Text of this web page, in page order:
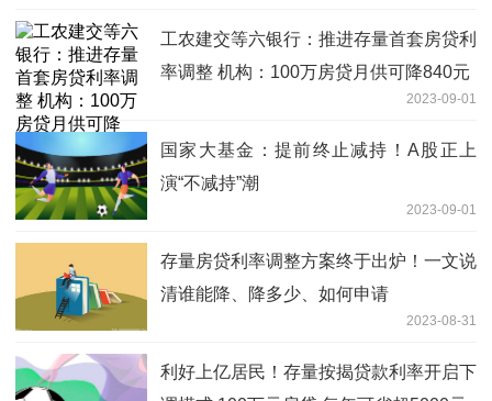
工农建交等六银行：推进存量首套房贷利
率调整 机构：100万房贷月供可降840元
2023-09-01
国家大基金：提前终止减持！A股正上
演“不减持”潮
2023-09-01
存量房贷利率调整方案终于出炉！一文说
清谁能降、降多少、如何申请
2023-08-31
利好上亿居民！存量按揭贷款利率开启下